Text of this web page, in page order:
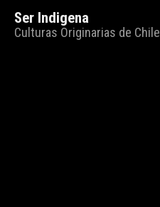
Ser Indigena
Culturas Originarias de Chile